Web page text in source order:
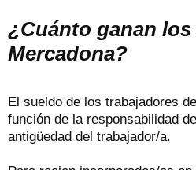
¿Cuánto ganan
Mercadona?
El sueldo de los trabajadores
función de la responsabilidad
antigüedad del trabajador/a.